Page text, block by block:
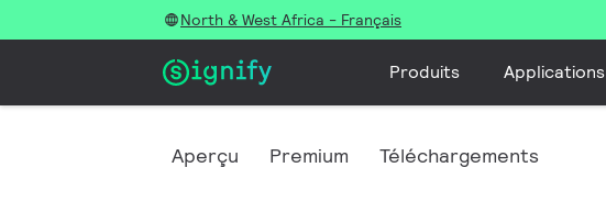
North & West Africa - Français
Produits Applications
Aperçu Premium Téléchargements